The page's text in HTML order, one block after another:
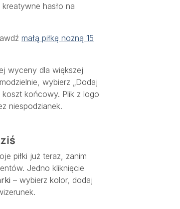
hasło na
małą piłkę nożną 15
wyceny dla większej
wybierz „Dodaj
końcowy. Plik z logo
niespodzianek.
piłki już teraz, zanim
Jedno kliknięcie
– wybierz kolor, dodaj